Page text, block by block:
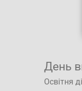
День
Освітня